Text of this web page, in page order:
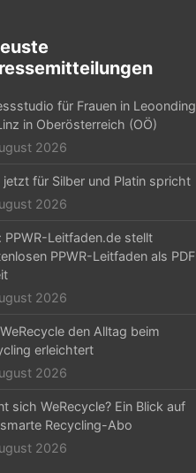
für Frauen in Leoonding
in Oberösterreich (OÖ)
2026
jetzt für Silber und Platin spricht
2026
PPWR-Leitfaden.de stellt
PPWR-Leitfaden als PDF
2026
den Alltag beim
erleichtert
2026
sich WeRecycle? Ein Blick auf
Recycling-Abo
2026